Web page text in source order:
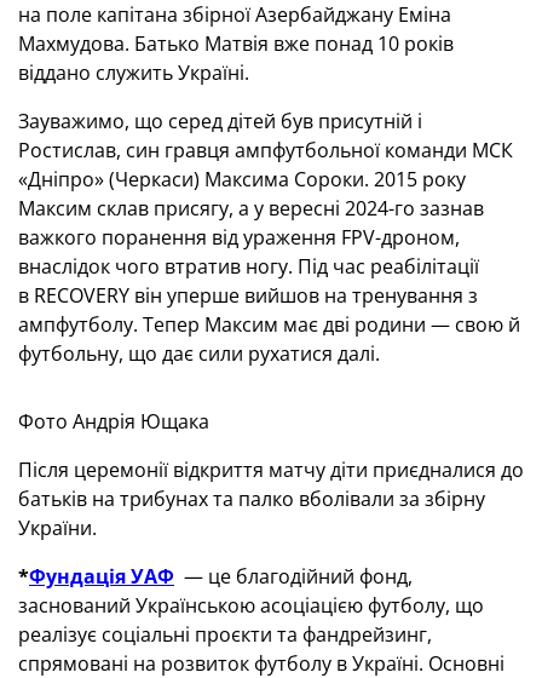
на поле капітана збірної Азербайджану Еміна
Махмудова. Батько Матвія вже понад 10 років
віддано служить Україні.
Зауважимо, що серед дітей був присутній і
Ростислав, син гравця ампфутбольної команди МСК
«Дніпро» (Черкаси) Максима Сороки. 2015 року
Максим склав присягу, а у вересні 2024-го зазнав
важкого поранення від ураження FPV-дроном,
внаслідок чого втратив ногу. Під час реабілітації
в RECOVERY він уперше вийшов на тренування з
ампфутболу. Тепер Максим має дві родини — свою й
футбольну, що дає сили рухатися далі.
Фото Андрія Ющака
Після церемонії відкриття матчу діти приєдналися до
батьків на трибунах та палко вболівали за збірну
України.
*Фундація УАФ — це благодійний фонд,
заснований Українською асоціацією футболу, що
реалізує соціальні проєкти та фандрейзинг,
спрямовані на розвиток футболу в Україні. Основні